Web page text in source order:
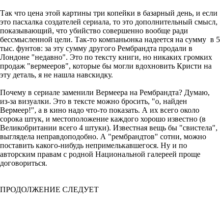
Так что цена этой картины три копейки в базарный день, и если
это пасхалка создателей сериала, то это дополнительный смысл,
показывающий, что убийство совершенно вообще ради
бессмысленной цели. Так-то компаньонка надеется на сумму в 5
тыс. фунтов: за эту сумму другого Рембрандта продали в
Лондоне "недавно". Это по тексту книги, но никаких громких
продаж "вермееров", которые бы могли вдохновить Кристи на
эту деталь, я не нашла навскидку.
Почему в сериале заменили Вермеера на Рембрандта? Думаю,
из-за визуалки. Это в тексте можно бросить, "о, найден
Вермеер!", а в кино надо что-то показать. А их всего около
сорока штук, и местоположение каждого хорошо известно (в
Великобритании всего 4 штуки). Известная вещь бы "свистела",
выглядела неправдоподобно. А "рембрандтов" сотни, можно
поставить какого-нибудь непримелькавшегося. Ну и по
авторским правам с родной Национальной галереей проще
договориться.
ПРОДОЛЖЕНИЕ СЛЕДУЕТ